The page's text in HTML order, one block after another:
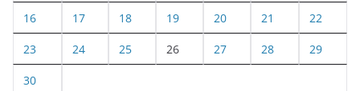
16 17 18 19 20 21 22
23 24 25 26 27 28 29
30